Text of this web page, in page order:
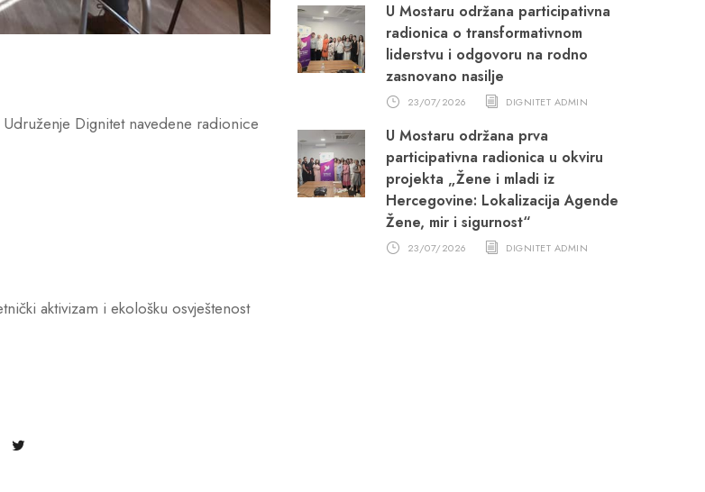
Dignitet navedene radionice
aktivizam i ekološku osvještenost
U Mostaru održana participativna
radionica o transformativnom
liderstvu i odgovoru na rodno
zasnovano nasilje
23/07/2026 DIGNITET ADMIN
U Mostaru održana prva
participativna radionica u okviru
projekta „Žene i mladi iz
Hercegovine: Lokalizacija Agende
Žene, mir i sigurnost“
23/07/2026 DIGNITET ADMIN